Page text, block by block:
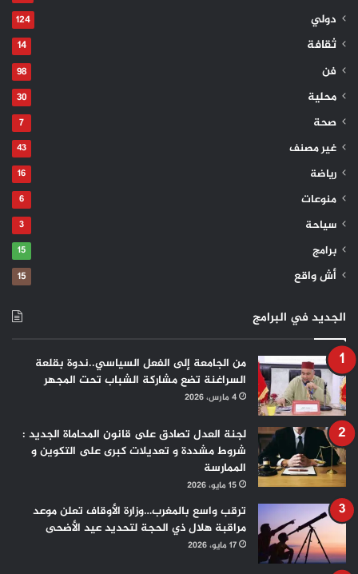
Screenshot
دولي 124
ثقافة 14
فن 98
محلية 30
صحة 7
غير مصنف 43
رياضة 16
منوعات 6
سياحة 3
برامج 15
أش واقع 15
الجديد في البرامج
من الجامعة إلى الفعل السياسي..ندوة بقلعة
السراغنة تضع مشاركة الشباب تحت المجهر
4 مارس، 2026
لجنة العدل تصادق على قانون المحاماة الجديد :
شروط مشددة و تعديلات كبرى على التكوين و
الممارسة
15 مايو، 2026
ترقب واسع بالمغرب…وزارة الأوقاف تعلن موعد
مراقبة هلال ذي الحجة لتحديد عيد الأضحى
17 مايو، 2026